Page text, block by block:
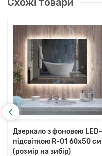
Схожі товари
Дзеркало з фоновою LED-
підсвіткою R-01 60x50 см
(розмір на вибір)